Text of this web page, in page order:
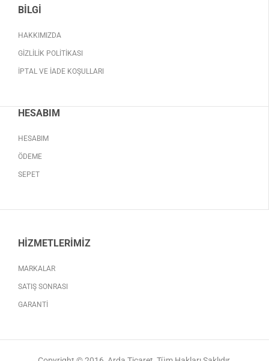
BILGI
HAKKIMIZDA
GIZLILIK POLITIKASI
İPTAL VE İADE KOŞULLARI
HESABIM
HESABIM
ÖDEME
SEPET
HIZMETLERIMIZ
MARKALAR
SATIŞ SONRASI
GARANTI